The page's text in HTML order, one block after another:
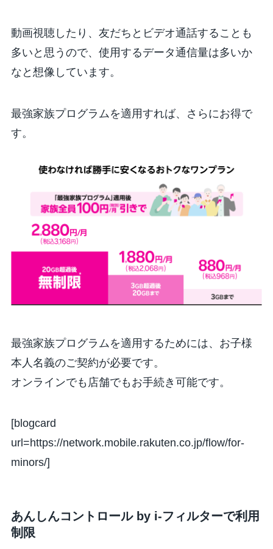
動画視聴したり、友だちとビデオ通話することも
多いと思うので、使用するデータ通信量は多いか
なと想像しています。
最強家族プログラムを適用すれば、さらにお得で
す。
最強家族プログラムを適用するためには、お子様
本人名義のご契約が必要です。
オンラインでも店舗でもお手続き可能です。
[blogcard
url=https://network.mobile.rakuten.co.jp/flow/for-
minors/]
あんしんコントロール by i-フィルターで利用
制限